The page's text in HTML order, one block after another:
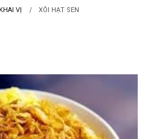
VỊ XÔI HẠT SEN